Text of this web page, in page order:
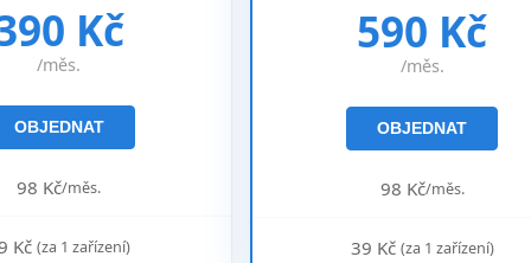
Kč
/měs.
OBJEDNAT
98 Kč/měs.
Kč(za 1 zařízení)
590 Kč
/měs.
OBJEDNAT
98 Kč/měs.
39 Kč (za 1 zařízení)